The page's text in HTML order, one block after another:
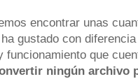
encontrar unas
gustado con
funcionamiento que
ningún archivo